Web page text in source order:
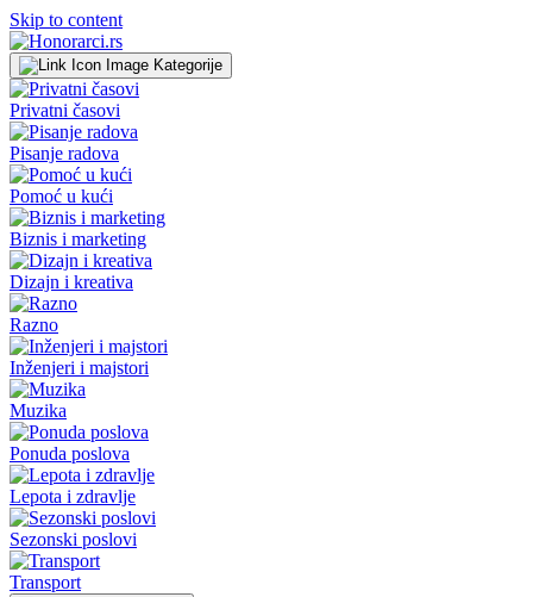
Skip to content
Kategorije
Privatni časovi
Pisanje radova
Pomoć u kući
Biznis i marketing
Dizajn i kreativa
Razno
Inženjeri i majstori
Muzika
Ponuda poslova
Lepota i zdravlje
Sezonski poslovi
Transport